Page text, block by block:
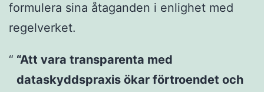
formulera sina åtaganden i enlighet med
regelverket.
“Att vara transparenta med
dataskyddspraxis ökar förtroendet och